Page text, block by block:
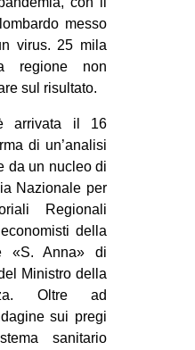
messo
virus. 25 mila
regione non
sul risultato.
arrivata il 16
di un’analisi
da un nucleo di
Nazionale per
Regionali
della
«S. Anna» di
Ministro della
Oltre ad
sui pregi
sanitario